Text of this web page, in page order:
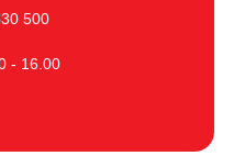
500
- 16.00